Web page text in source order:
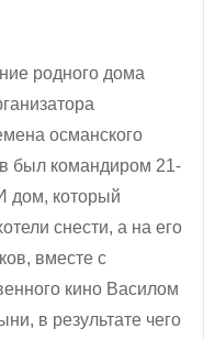
родного дома
османского
был командиром 21-
дом, который
снести, а на его
вместе с
кино Василом
в результате чего